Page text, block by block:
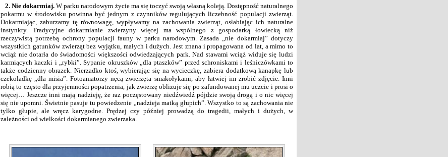
2. Nie dokarmiaj. W parku narodowym życie ma się toczyć swoją własną koleją. Dostępność naturalnego
pokarmu w środowisku powinna być jednym z czynników regulujących liczebność populacji zwierząt.
Dokarmiając, zaburzamy tę równowagę, wypływamy na zachowania zwierząt, osłabiając ich naturalne
instynkty. Tradycyjne dokarmianie zwierzyny więcej ma wspólnego z gospodarką łowiecką niż
rzeczywistą potrzebą ochrony populacji fauny w parku narodowym. Zasada „nie dokarmiaj” dotyczy
wszystkich gatunków zwierząt bez wyjątku, małych i dużych. Jest znana i propagowana od lat, a mimo to
wciąż nie dotarła do świadomości większości odwiedzających park. Nad stawami wciąż widuje się ludzi
karmiących kaczki i „rybki”. Sypanie okruszków „dla ptaszków” przed schroniskami i leśniczówkami to
także codzienny obrazek. Nierzadko ktoś, wybierając się na wycieczkę, zabiera dodatkową kanapkę lub
czekoladkę „dla misia”. Fotoamatorzy nęcą zwierzęta smakołykami, aby łatwiej im zrobić zdjęcie. Inni
robią to często dla przyjemności popatrzenia, jak zwierzę oblizuje się po zafundowanej mu uczcie i prosi o
więcej… Jeszcze inni mają nadzieję, że raz poczęstowany niedźwiedź pójdzie swoją drogą i o nic więcej
się nie upomni. Świetnie pasuje tu powiedzenie „nadzieja matką głupich”. Wszystko to są zachowania nie
tylko głupie, ale wręcz karygodne. Prędzej czy później prowadzą do tragedii, małych i dużych, w
zależności od wielkości dokarmianego zwierzaka.